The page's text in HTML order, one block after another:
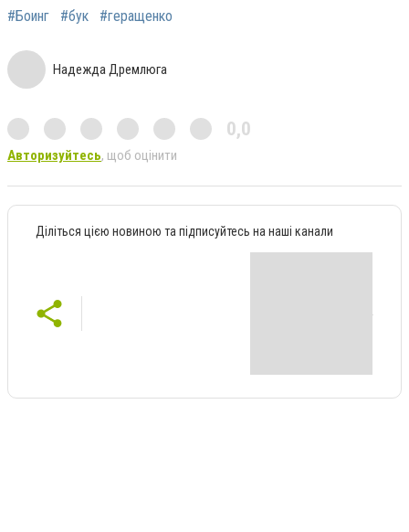
#Боинг #бук #геращенко
Надежда Дремлюга
0,0
Авторизуйтесь, щоб оцінити
Діліться цією новиною та підписуйтесь на наші канали